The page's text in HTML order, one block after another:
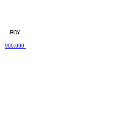
ROY
900.000